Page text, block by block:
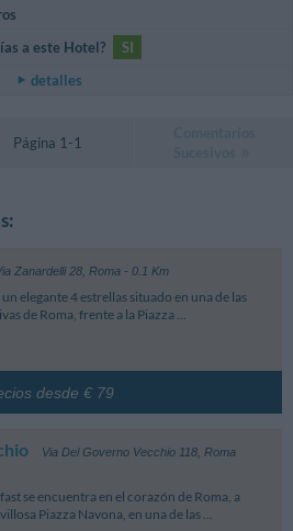
a este Hotel?
SI
detalles
Página 1-1
Zanardelli 28, Roma- 0.1 Km
elegante 4 estrellas situado en una de las
de Roma, frente a la Piazza ...
desde € 79
Via Del Governo Vecchio 118, Roma
se encuentra en el corazón de Roma, a
Piazza Navona, en una de las ...